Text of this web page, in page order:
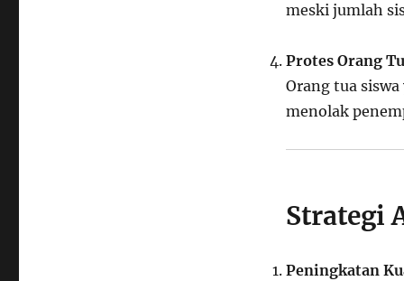
meski jumlah
Protes Orang
Orang tua
menolak
Strategi
Peningkatan